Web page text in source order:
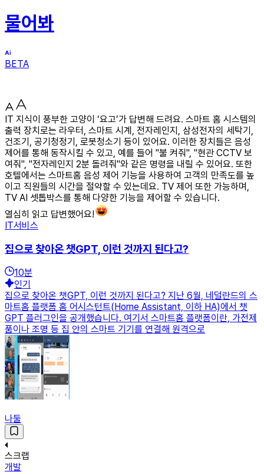
물어봐
BETA
IT 지식이 풍부한 고양이 ‘요고’가 답변해 드려요. 스마트 홈 시스템의
출력 장치로는 라우터, 스마트 시계, 전자레인지, 삼성전자의 세탁기,
건조기, 공기청정기, 로봇청소기 등이 있어요. 이러한 장치들은 음성
제어를 통해 동작시킬 수 있고, 예를 들어 "불 켜줘", "현관 CCTV 보
여줘", "전자레인지 2분 돌려줘"와 같은 명령을 내릴 수 있어요. 또한
호텔에서는 스마트홈 음성 제어 기능을 사용하여 고객의 만족도를 높
이고 직원들의 시간을 절약할 수 있는데요. TV 제어 또한 가능하며,
TV AI 셋톱박스를 통해 다양한 기능을 제어할 수 있습니다.
열심히 읽고 답변했어요!
IT서비스
집으로 찾아온 챗GPT, 이런 것까지 된다고?
10분
인기
집으로 찾아온 챗GPT, 이런 것까지 된다고? 지난 6월, 네덜란드의 스
마트홈 플랫폼 홈 어시스턴트(Home Assistant, 이하 HA)에서 챗
GPT 플러그인을 공개했습니다. 여기서 스마트홈 플랫폼이란, 가전제
품이나 조명 등 집 안의 스마트 기기를 연결해 원격으로
나둘
스크랩
개발